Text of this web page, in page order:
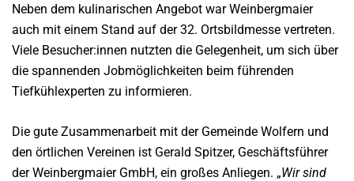
Neben dem kulinarischen Angebot war Weinbergmaier
auch mit einem Stand auf der 32. Ortsbildmesse vertreten.
Viele Besucher:innen nutzten die Gelegenheit, um sich über
die spannenden Jobmöglichkeiten beim führenden
Tiefkühlexperten zu informieren.
Die gute Zusammenarbeit mit der Gemeinde Wolfern und
den örtlichen Vereinen ist Gerald Spitzer, Geschäftsführer
der Weinbergmaier GmbH, ein großes Anliegen. „Wir sind